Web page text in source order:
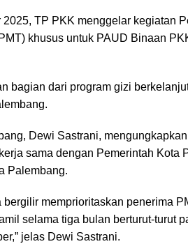
2025, TP PKK menggelar kegiatan
khusus untuk PAUD Binaan
bagian dari program gizi
Dewi Sastrani,
sama dengan Pemerintah Kota
Palembang.
bergilir memprioritaskan penerima
selama tiga bulan berturut-turut
jelas Dewi Sastrani.